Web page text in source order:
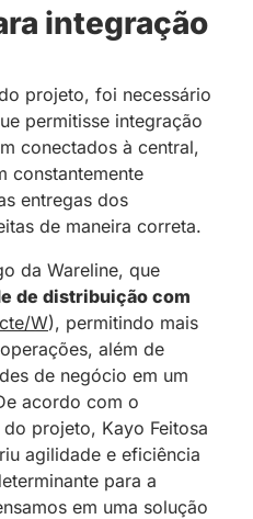
integração
projeto, foi necessário
permitisse integração
conectados à central,
constantemente
entregas dos
de maneira correta.
da Wareline, que
de distribuição com
W), permitindo mais
além de
de negócio em um
acordo com o
projeto, Kayo Feitosa
agilidade e eficiência
para a
em uma solução